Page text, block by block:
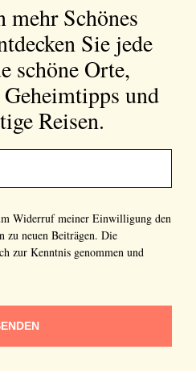
mehr Schönes
Sie jede
schöne Orte,
Geheimtipps und
Reisen.
Widerruf meiner Einwilligung den
zu neuen Beiträgen. Die
zur Kenntnis genommen und